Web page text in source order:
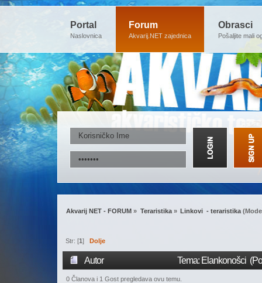
Portal
Naslovnica
Forum
Akvarij.NET zajednica
Obrasci
Pošaljite mali
Akvarij NET - FORUM » Teraristika» Linkovi  - teraristika
Str: [1] Dolje
Autor Tema: Elankonošci
0 Članova i 1 Gost pregledava ovu temu.